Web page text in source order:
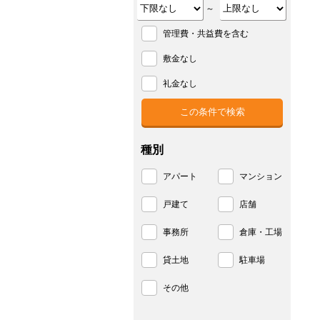
～
管理費・共益費を含む
敷金なし
礼金なし
種別
アパート マンション
戸建て 店舗
事務所 倉庫・工場
貸土地 駐車場
その他